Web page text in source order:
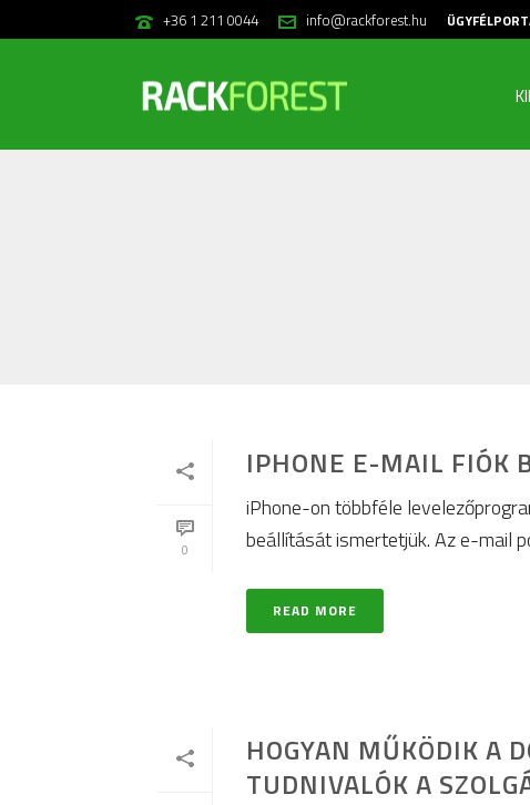
+36 1 211 0044 info@rackforest.hu
0
IPHONE E-MAIL FIÓK
iPhone-on többféle
beállítását ismertetjük. Az e-mail
READ MORE
HOGYAN MŰKÖDIK A
TUDNIVALÓK A